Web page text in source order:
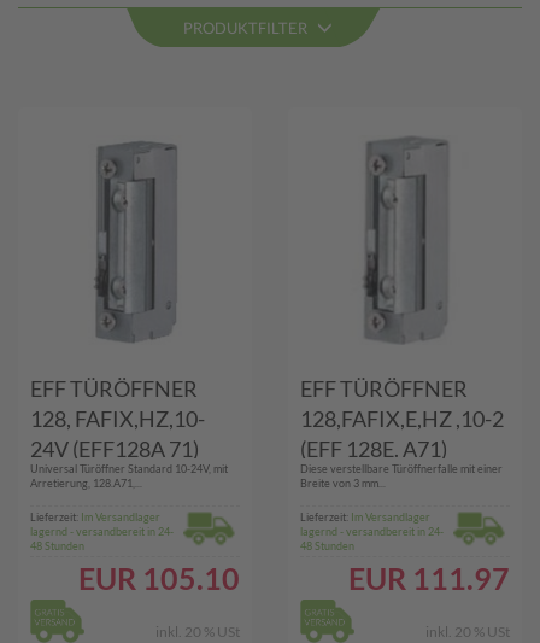
PRODUKTFILTER
EFF TÜRÖFFNER
128, FAFIX,HZ,10-
24V (EFF128A 71)
Universal Türöffner Standard 10-24V, mit
Arretierung, 128.A71,...
Lieferzeit: Im Versandlager
lagernd - versandbereit in 24-
48 Stunden
EUR 105.10
inkl. 20 % USt
EFF TÜRÖFFNER
128,FAFIX,E,HZ ,10-2
(EFF 128E. A71)
Diese verstellbare Türöffnerfalle mit einer
Breite von 3 mm...
Lieferzeit: Im Versandlager
lagernd - versandbereit in 24-
48 Stunden
EUR 111.97
inkl. 20 % USt